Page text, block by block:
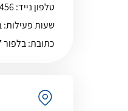
טלפון נייד:
שעות פעילות:
כתובת:בלפור 167 אור עקיבא